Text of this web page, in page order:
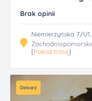
Brak opinii
Niemierzynska 7/
[Pokaż trasę]
Dekarz